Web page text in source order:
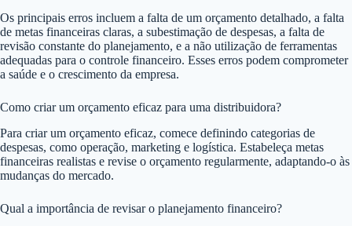
Os principais erros incluem a falta de um orçamento detalhado, a falta
de metas financeiras claras, a subestimação de despesas, a falta de
revisão constante do planejamento, e a não utilização de ferramentas
adequadas para o controle financeiro. Esses erros podem comprometer
a saúde e o crescimento da empresa.
Como criar um orçamento eficaz para uma distribuidora?
Para criar um orçamento eficaz, comece definindo categorias de
despesas, como operação, marketing e logística. Estabeleça metas
financeiras realistas e revise o orçamento regularmente, adaptando-o às
mudanças do mercado.
Qual a importância de revisar o planejamento financeiro?